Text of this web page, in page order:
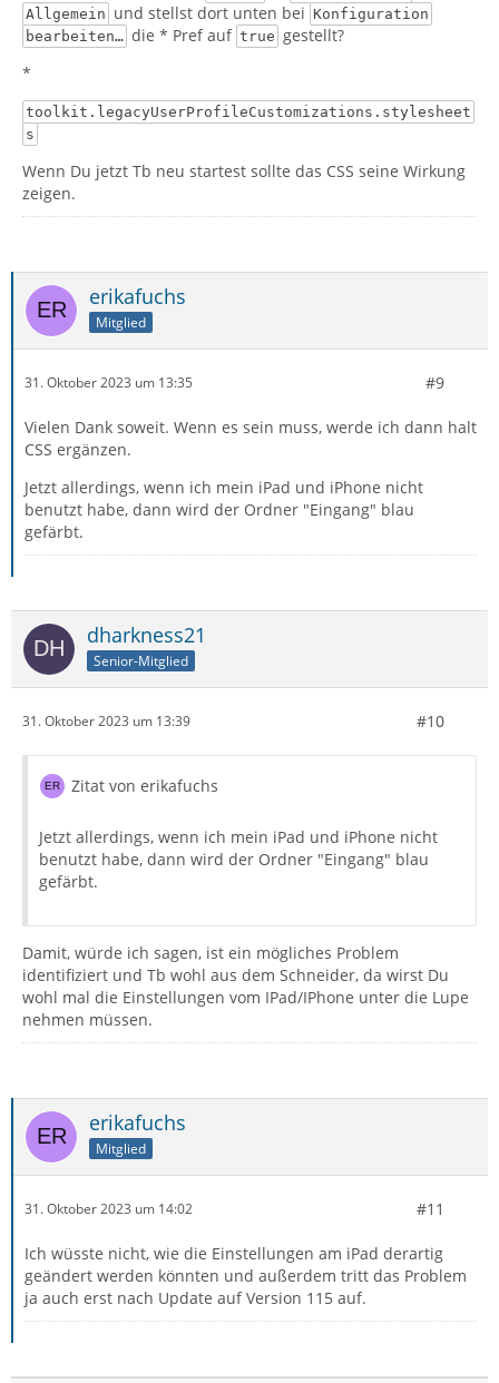
Allgemein und stellst dort unten bei Konfiguration
bearbeiten… die * Pref auf true gestellt?
*
toolkit.legacyUserProfileCustomizations.stylesheet
s
Wenn Du jetzt Tb neu startest sollte das CSS seine Wirkung
zeigen.
erikafuchs
Mitglied
31. Oktober 2023 um 13:35 #9
Vielen Dank soweit. Wenn es sein muss, werde ich dann halt
CSS ergänzen.
Jetzt allerdings, wenn ich mein iPad und iPhone nicht
benutzt habe, dann wird der Ordner "Eingang" blau
gefärbt.
dharkness21
Senior-Mitglied
31. Oktober 2023 um 13:39 #10
Zitat von erikafuchs
Jetzt allerdings, wenn ich mein iPad und iPhone nicht
benutzt habe, dann wird der Ordner "Eingang" blau
gefärbt.
Damit, würde ich sagen, ist ein mögliches Problem
identifiziert und Tb wohl aus dem Schneider, da wirst Du
wohl mal die Einstellungen vom IPad/IPhone unter die Lupe
nehmen müssen.
erikafuchs
Mitglied
31. Oktober 2023 um 14:02 #11
Ich wüsste nicht, wie die Einstellungen am iPad derartig
geändert werden könnten und außerdem tritt das Problem
ja auch erst nach Update auf Version 115 auf.